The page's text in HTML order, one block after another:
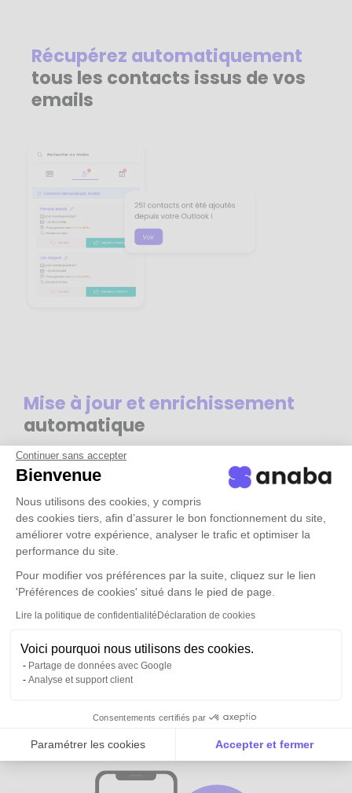
Continuer sans accepter
Bienvenue
Nous utilisons des cookies, y compris
des cookies tiers, afin d’assurer le bon fonctionnement du site,
améliorer votre expérience, analyser le trafic et optimiser la
performance du site.
Pour modifier vos préférences par la suite, cliquez sur le lien
'Préférences de cookies' situé dans le pied de page.
Lire la politique de confidentialitéDéclaration de cookies
Voici pourquoi nous utilisons des cookies.
Partage de données avec Google
Analyse et support client
Consentements certifiés par
Paramétrer les cookies Accepter et fermer
Axeptio consent
Plateforme de Gestion du Consentement :
Récupérez automatiquement
tous les contacts issus de vos
emails
Mise à jour et enrichissement
automatique
équipesdisponibles partout